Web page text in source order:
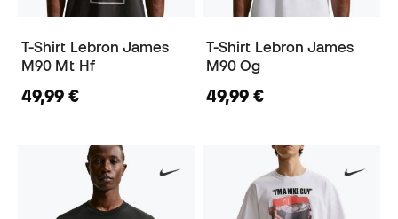
T-Shirt Lebron James
M90 Mt Hf
49,99 €
T-Shirt Lebron James
M90 Og
49,99 €